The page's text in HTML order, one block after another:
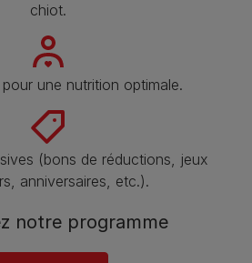
chiot.
une nutrition optimale.
(bons de réductions, jeux
anniversaires, etc.).
notre programme​